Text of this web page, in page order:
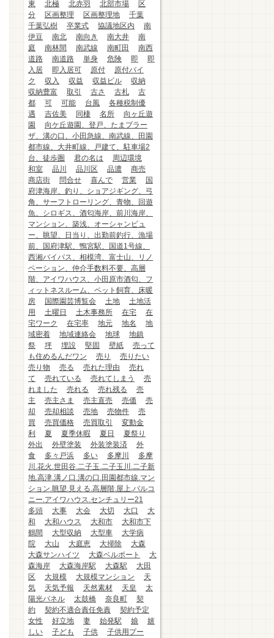
東
北極 北赤羽 北部市場
区
分
区画整理 区画整理地
千葉
千葉弘樹
卒業式 協議地区内
南
伊豆
南北 南向き 南大井
南
庭
南林間 南武線 南町田
南西
道路
南道路 単身 危険 即
即
入居
即入居可 原付
原付バイ
ク
収入 収益 収益ビル
収納
収納豊富
取引 古さ 古札
古
都
可 可能 台風
各種税制優
遇
吉佐美 同棲 名所
向ヶ丘遊
園
向ケ丘遊園、登戸、たまプラー
ザ、溝の口、小田急線、南武線、田園
都市線、大井町線、戸建て、駐車場2
台、徒歩圏
君の名は
周辺環境
和室
品川 品川区 品濃
商売
商店街
問合せ 喜んで 営業
国
府津海岸、釣り、ショアジギング、弓
角、サーフトローリング、青物、回遊
魚、シロギス、酒匂海岸、前川海岸、
マンション、築浅、オーシャンビュ
ー、眺望、日当り、出勤前釣行、漁場
前、国府津駅、鴨宮駅、国道1号線、
西湘バイパス、相模湾、富士山、リノ
ベーション、仲介手数料不要、高層
階、アイワハウス、小田原市酒匂、フ
ィットネスルーム、ペット飼育、床暖
房
国際園芸博覧会 土地
土地活
用
土曜日 土木事務所 在宅
在
宅ワーク
在宅率 地元 地名
地
域密着
地域連絡会 地球
地鎮
祭
坪 埋設 堅固 壁紙
売って
も住めるんだワン
売り
売りたい
売り物
売る 売れた理由
売れ
て
売れている 売れてしまう
売
れました
売れる 売れ残る
売
主
売主さま 売主直売 売価
売
却
売却相談 売地 売物件
売
買
売買価格 売買取引
変動金
利
夏 夏季休暇 夏日
夏祭り
外出
外壁塗装 外装塗装済
外
食
多々戸浜 多い 多摩川
多摩
川.花火.世田谷.二子玉.二子玉川.二子新
地.高津.溝ノ口.溝の口.田園都市線.マン
ション.眺望.見える.高層階.屋上.バルコ
ニー.アイワハウス.センチュリー21
多頭
大事 大会 大切 大口
大
和
大和ハウス 大和市
大和市下
鶴間
大型収納 大型車
大学病
院
大山 大庭恵 大掃除
大森
大森サンハイツ
大森ベルポート
大
森海岸
大森海岸駅 大森駅
大田
区
大規模 大規模マンション
天
気
天気予報 天然素材 天皇
太
陽光パネル
太鼓橋 奈良町
契
約
契約不適合責任免責
契約予定
女性
好立地 妻 始発駅 娘
嬉
しい
子ども 子供
子供用プー